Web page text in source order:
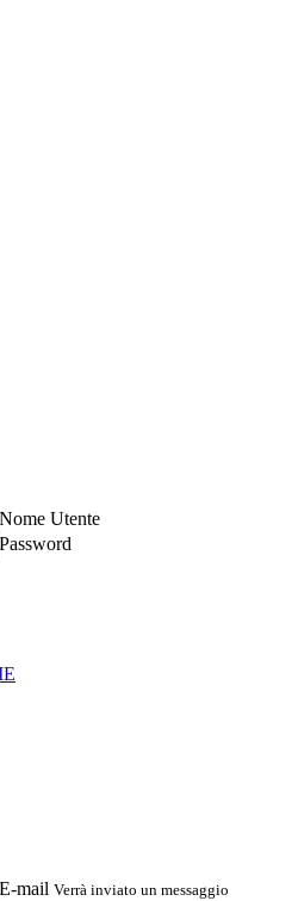
Nome Utente
Password
E-mail Verrà inviato un messaggio